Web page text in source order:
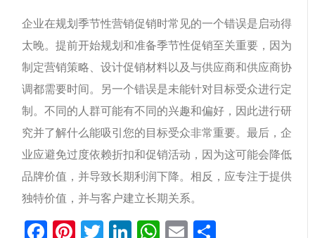
企业在规划季节性营销促销时常见的一个错误是启动得
太晚。提前开始规划和准备季节性促销至关重要，因为
制定营销策略、设计促销材料以及与供应商和供应商协
调都需要时间。另一个错误是未能针对目标受众进行定
制。不同的人群可能有不同的兴趣和偏好，因此进行研
究并了解什么能吸引您的目标受众非常重要。最后，企
业应避免过度依赖折扣和促销活动，因为这可能会降低
品牌价值，并导致长期利润下降。相反，应专注于提供
独特价值，并与客户建立长期关系。
Facebook
Pinterest
Twitter
LinkedIn
WhatsApp
Email